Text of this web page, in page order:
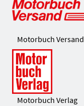
Motorbuch Versand
Motorbuch Verlag